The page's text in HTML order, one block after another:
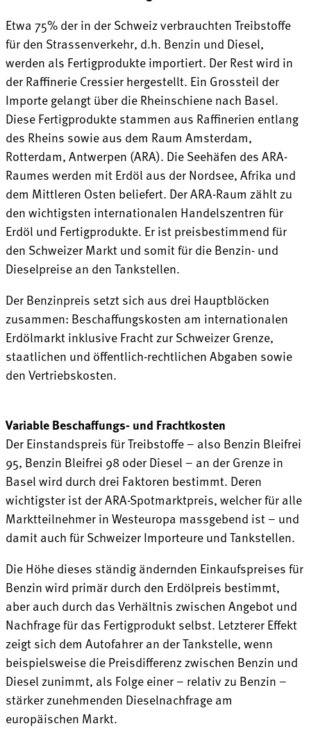
Etwa 75% der in der Schweiz verbrauchten Treibstoffe
für den Strassenverkehr, d.h. Benzin und Diesel,
werden als Fertigprodukte importiert. Der Rest wird in
der Raffinerie Cressier hergestellt. Ein Grossteil der
Importe gelangt über die Rheinschiene nach Basel.
Diese Fertigprodukte stammen aus Raffinerien entlang
des Rheins sowie aus dem Raum Amsterdam,
Rotterdam, Antwerpen (ARA). Die Seehäfen des ARA-
Raumes werden mit Erdöl aus der Nordsee, Afrika und
dem Mittleren Osten beliefert. Der ARA-Raum zählt zu
den wichtigsten internationalen Handelszentren für
Erdöl und Fertigprodukte. Er ist preisbestimmend für
den Schweizer Markt und somit für die Benzin- und
Dieselpreise an den Tankstellen.
Der Benzinpreis setzt sich aus drei Hauptblöcken
zusammen: Beschaffungskosten am internationalen
Erdölmarkt inklusive Fracht zur Schweizer Grenze,
staatlichen und öffentlich-rechtlichen Abgaben sowie
den Vertriebskosten.
Variable Beschaffungs- und Frachtkosten
Der Einstandspreis für Treibstoffe – also Benzin Bleifrei
95, Benzin Bleifrei 98 oder Diesel – an der Grenze in
Basel wird durch drei Faktoren bestimmt. Deren
wichtigster ist der ARA-Spotmarktpreis, welcher für alle
Marktteilnehmer in Westeuropa massgebend ist – und
damit auch für Schweizer Importeure und Tankstellen.
Die Höhe dieses ständig ändernden Einkaufspreises für
Benzin wird primär durch den Erdölpreis bestimmt,
aber auch durch das Verhältnis zwischen Angebot und
Nachfrage für das Fertigprodukt selbst. Letzterer Effekt
zeigt sich dem Autofahrer an der Tankstelle, wenn
beispielsweise die Preisdifferenz zwischen Benzin und
Diesel zunimmt, als Folge einer – relativ zu Benzin –
stärker zunehmenden Dieselnachfrage am
europäischen Markt.